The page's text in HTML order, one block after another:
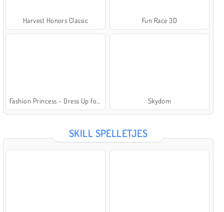
Harvest Honors Classic Fun Race 3D
Fashion Princess - Dress Up for Girls Skydom
SKILL SPELLETJES